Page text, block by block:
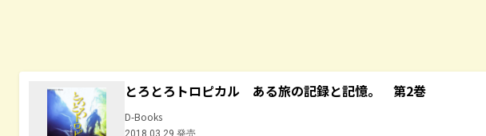
とろとろトロピカル ある旅の記録と記憶。 第2巻
D-Books
2018.03.29 発売